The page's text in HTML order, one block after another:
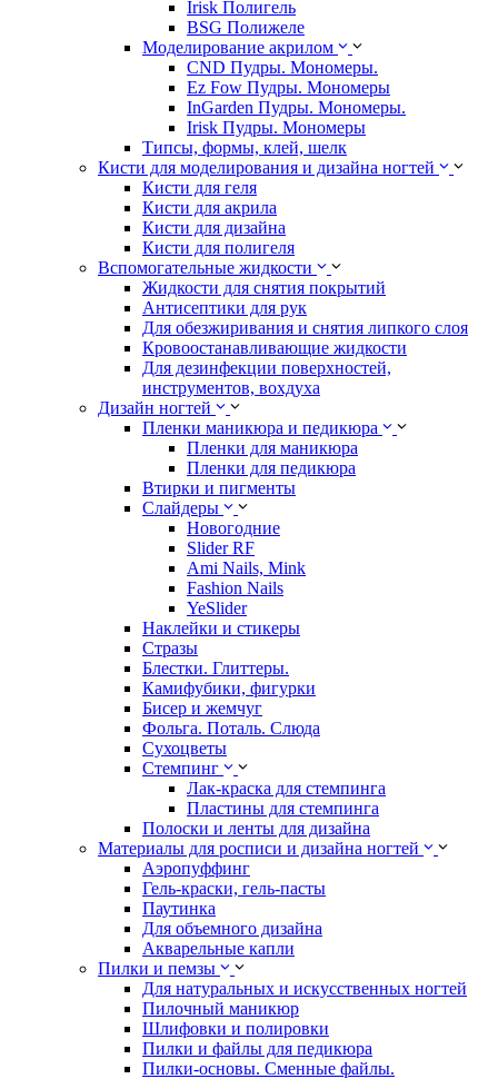
Irisk Полигель
BSG Полижеле
Моделирование акрилом
CND Пудры. Мономеры.
Ez Fow Пудры. Мономеры
InGarden Пудры. Мономеры.
Irisk Пудры. Мономеры
Типсы, формы, клей, шелк
Кисти для моделирования и дизайна ногтей
Кисти для геля
Кисти для акрила
Кисти для дизайна
Кисти для полигеля
Вспомогательные жидкости
Жидкости для снятия покрытий
Антисептики для рук
Для обезжиривания и снятия липкого слоя
Кровоостанавливающие жидкости
Для дезинфекции поверхностей,
инструментов, вохдуха
Дизайн ногтей
Пленки маникюра и педикюра
Пленки для маникюра
Пленки для педикюра
Втирки и пигменты
Слайдеры
Новогодние
Slider RF
Ami Nails, Mink
Fashion Nails
YeSlider
Наклейки и стикеры
Стразы
Блестки. Глиттеры.
Камифубики, фигурки
Бисер и жемчуг
Фольга. Поталь. Слюда
Сухоцветы
Стемпинг
Лак-краска для стемпинга
Пластины для стемпинга
Полоски и ленты для дизайна
Материалы для росписи и дизайна ногтей
Аэропуффинг
Гель-краски, гель-пасты
Паутинка
Для объемного дизайна
Акварельные капли
Пилки и пемзы
Для натуральных и искусственных ногтей
Пилочный маникюр
Шлифовки и полировки
Пилки и файлы для педикюра
Пилки-основы. Сменные файлы.